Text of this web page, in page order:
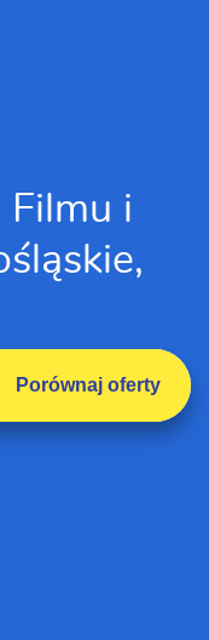
Filmu i
Porównaj oferty